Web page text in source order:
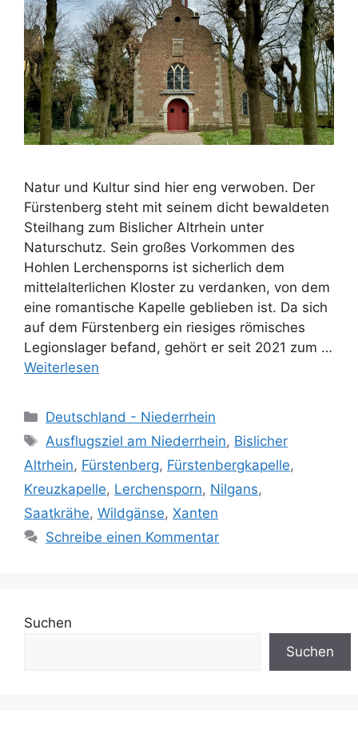
Natur und Kultur sind hier eng verwoben. Der
Fürstenberg steht mit seinem dicht bewaldeten
Steilhang zum Bislicher Altrhein unter
Naturschutz. Sein großes Vorkommen des
Hohlen Lerchensporns ist sicherlich dem
mittelalterlichen Kloster zu verdanken, von dem
eine romantische Kapelle geblieben ist. Da sich
auf dem Fürstenberg ein riesiges römisches
Legionslager befand, gehört er seit 2021 zum …
Weiterlesen
Kategorien
Deutschland - Niederrhein
Schlagwörter
Ausflugsziel am Niederrhein, Bislicher
Altrhein, Fürstenberg, Fürstenbergkapelle,
Kreuzkapelle, Lerchensporn, Nilgans,
Saatkrähe, Wildgänse, Xanten
Schreibe einen Kommentar
Suchen
Suchen